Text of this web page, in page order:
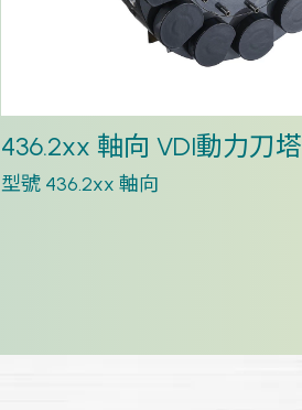
436.2xx 軸向 VDI動力刀塔
型號 436.2xx 軸向